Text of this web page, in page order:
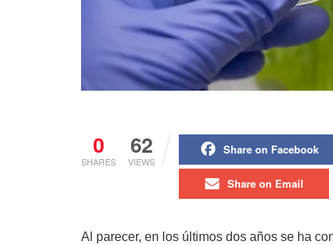
0
SHARES
62
VIEWS
Share on Facebook
Share on Email
Al parecer, en los últimos dos años se ha